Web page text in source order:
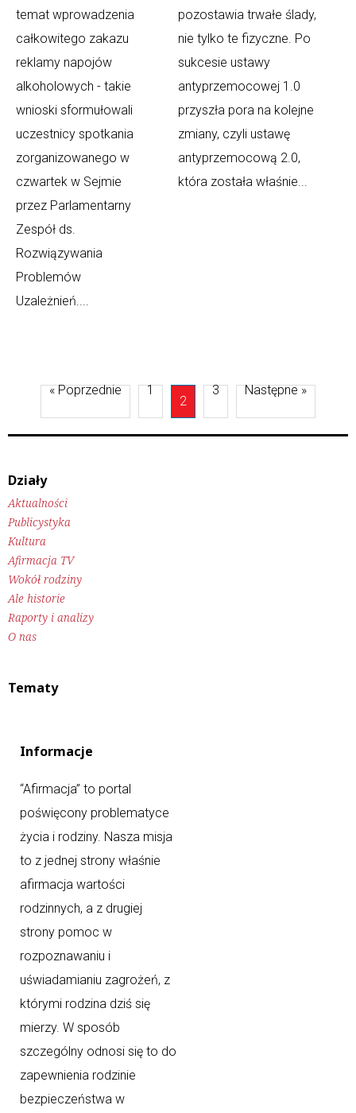
temat wprowadzenia
całkowitego zakazu
reklamy napojów
alkoholowych - takie
wnioski sformułowali
uczestnicy spotkania
zorganizowanego w
czwartek w Sejmie
przez Parlamentarny
Zespół ds.
Rozwiązywania
Problemów
Uzależnień....
pozostawia trwałe ślady,
nie tylko te fizyczne. Po
sukcesie ustawy
antyprzemocowej 1.0
przyszła pora na kolejne
zmiany, czyli ustawę
antyprzemocową 2.0,
która została właśnie...
« Poprzednie 1
2
3 Następne »
Działy
Aktualności
Publicystyka
Kultura
Afirmacja TV
Wokół rodziny
Ale historie
Raporty i analizy
O nas
Tematy
Informacje
“Afirmacja” to portal
poświęcony problematyce
życia i rodziny. Nasza misja
to z jednej strony właśnie
afirmacja wartości
rodzinnych, a z drugiej
strony pomoc w
rozpoznawaniu i
uświadamianiu zagrożeń, z
którymi rodzina dziś się
mierzy. W sposób
szczególny odnosi się to do
zapewnienia rodzinie
bezpieczeństwa w